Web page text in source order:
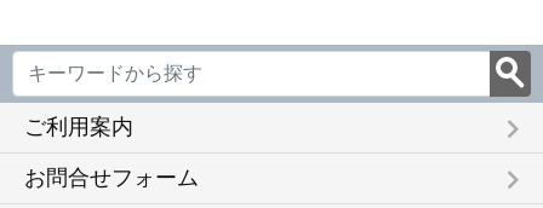
ご利用案内 keyboard_arrow_right
お問合せフォーム keyboard_arrow_right